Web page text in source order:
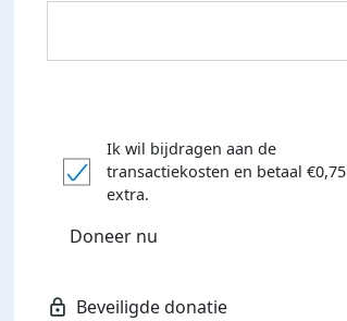
Donateurs bedankt
Ik wil bijdragen aan de
transactiekosten en betaal €0,75
extra.
Doneer nu